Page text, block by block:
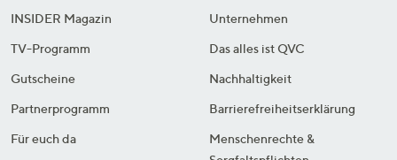
INSIDER Magazin
TV-Programm
Gutscheine
Partnerprogramm
Für euch da
Unternehmen
Das alles ist QVC
Nachhaltigkeit
Barrierefreiheitserklärung
Menschenrechte &